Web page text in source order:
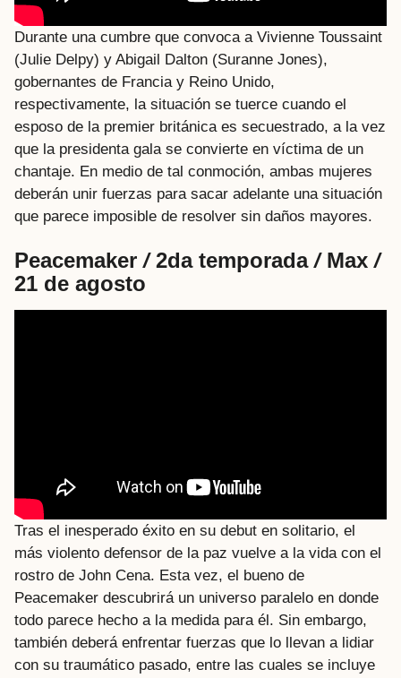
Durante una cumbre que convoca a Vivienne Toussaint
(Julie Delpy) y Abigail Dalton (Suranne Jones),
gobernantes de Francia y Reino Unido,
respectivamente, la situación se tuerce cuando el
esposo de la premier británica es secuestrado, a la vez
que la presidenta gala se convierte en víctima de un
chantaje. En medio de tal conmoción, ambas mujeres
deberán unir fuerzas para sacar adelante una situación
que parece imposible de resolver sin daños mayores.
Peacemaker/2da temporada/ Max/
21 de agosto
Tras el inesperado éxito en su debut en solitario, el
más violento defensor de la paz vuelve a la vida con el
rostro de John Cena. Esta vez, el bueno de
Peacemaker descubrirá un universo paralelo en donde
todo parece hecho a la medida para él. Sin embargo,
también deberá enfrentar fuerzas que lo llevan a lidiar
con su traumático pasado, entre las cuales se incluye